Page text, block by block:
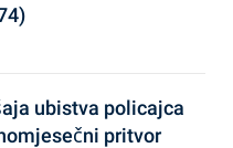
ubistva policajca
pritvor